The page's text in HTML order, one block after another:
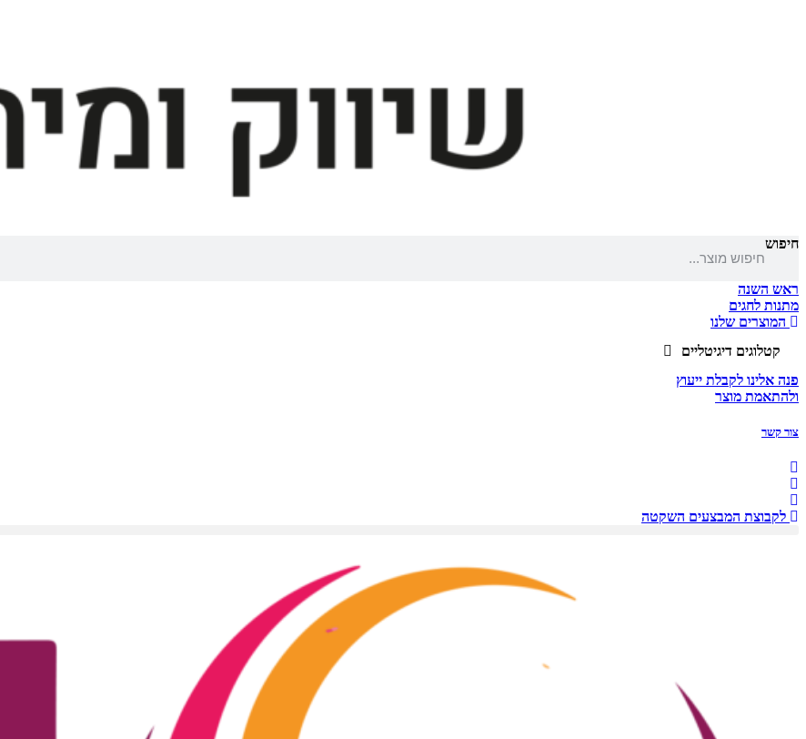
חיפוש
ראש השנה
מתנות לחגים
המוצרים שלנו
קטלוגים דיגיטליים
פנה אלינו לקבלת ייעוץ
ולהתאמת מוצר
צור קשר
לקבוצת המבצעים השקטה